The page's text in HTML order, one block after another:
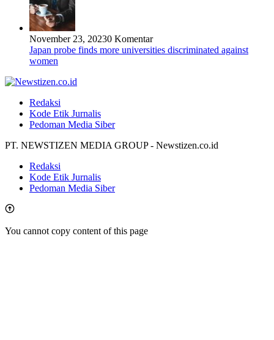
November 23, 20230 Komentar
Japan probe finds more universities discriminated against
women
Redaksi
Kode Etik Jurnalis
Pedoman Media Siber
PT. NEWSTIZEN MEDIA GROUP - Newstizen.co.id
Redaksi
Kode Etik Jurnalis
Pedoman Media Siber
You cannot copy content of this page